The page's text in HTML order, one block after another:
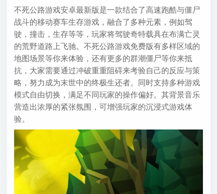
不死公路游戏安卓最新版是一款结合了高速跑酷与僵尸
战斗的移动赛车生存游戏，融合了多种元素，例如驾
驶，撞击，生存等等，玩家将驾驶奇特载具在布满亡灵
的荒野道路上飞驰。不死公路游戏免费版有多样区域的
地图场景等你来体验，还有更多的群潮僵尸等你来抵
抗，大家需要通过冲破重重阻碍来考验自己的反应与策
略，努力成为末世中的终极生还者。同时支持多种游戏
模式自由切换，满足不同玩家的操作偏好。其背景音乐
营造出浓厚的紧张氛围，可增强玩家的沉浸式游戏体
验。